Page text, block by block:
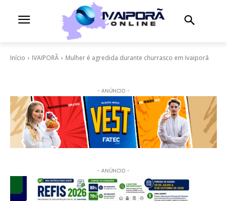
Início IVAIPORÃ Mulher é agredida durante churrasco em Ivaiporã
- ANÚNCIO -
- ANÚNCIO -